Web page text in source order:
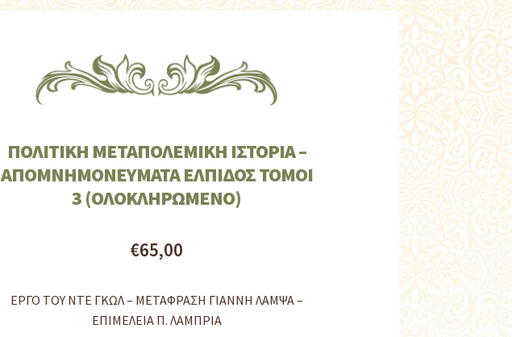
ΠΟΛΙΤΙΚΗ ΜΕΤΑΠΟΛΕΜΙΚΗ ΙΣΤΟΡΙΑ –
ΑΠΟΜΝΗΜΟΝΕΥΜΑΤΑ ΕΛΠΙΔΟΣ ΤΟΜΟΙ
3 (ΟΛΟΚΛΗΡΩΜΕΝΟ)
€65,00
ΕΡΓΟ ΤΟΥ ΝΤΕ ΓΚΩΛ – ΜΕΤΑΦΡΑΣΗ ΓΙΑΝΝΗ ΛΑΜΨΑ –
ΕΠΙΜΕΛΕΙΑ Π. ΛΑΜΠΡΙΑ